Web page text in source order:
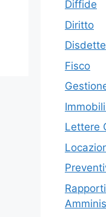
Diffide
Diritto
Disdette
Fisco
Lettere